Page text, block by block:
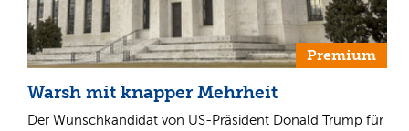
Premium
Warsh mit knapper Mehrheit
Der Wunschkandidat von US-Präsident Donald Trump für